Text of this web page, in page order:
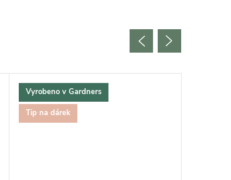
Vyrobeno v Gardners
Tip na dárek